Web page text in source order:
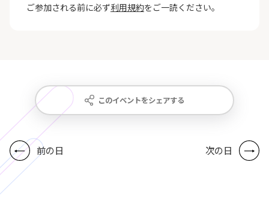
ご参加される前に必ず利用規約をご一読ください。
このイベントをシェアする
前の日 次の日